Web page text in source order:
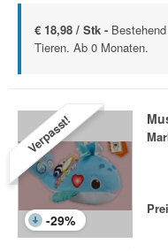
€ 18,98 / Stk -
Tieren. Ab 0 Monaten.
Verpasst!
-29%